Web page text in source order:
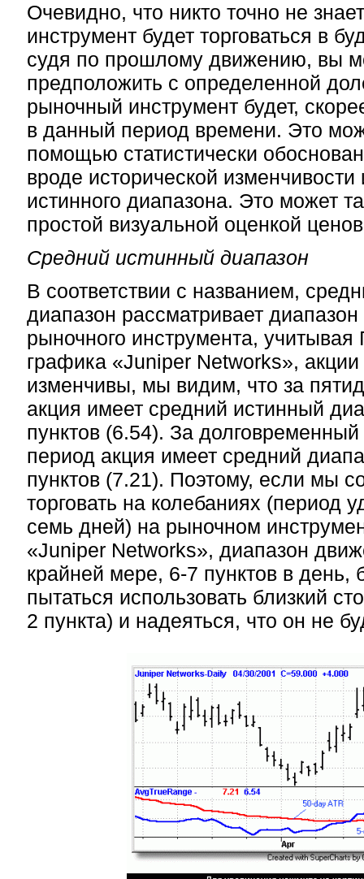
Очевидно, что никто точно не
инструмент будет торговаться в
судя по прошлому движению, вы
предположить с определенной
рыночный инструмент будет,
в данный период времени. Это
помощью статистически
вроде исторической изменчивости
истинного диапазона. Это может
простой визуальной оценкой
Средний истинный диапазон
В соответствии с названием,
диапазон рассматривает
рыночного инструмента,
графика «Juniper Networks», акции
изменчивы, мы видим, что за
акция имеет средний истинный
пунктов (6.54). За
период акция имеет средний
пунктов (7.21). Поэтому, если мы
торговать на колебаниях (период
семь дней) на рыночном
«Juniper Networks», диапазон
крайней мере, 6-7 пунктов в
пытаться использовать близкий
2 пункта) и надеяться, что он не